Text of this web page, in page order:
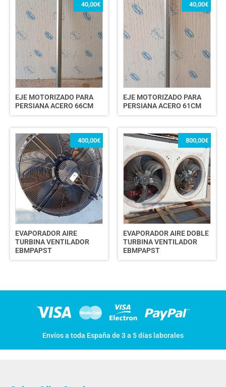
EJE MOTORIZADO PARA
PERSIANA ACERO 66CM
40,00€
EJE MOTORIZADO PARA
PERSIANA ACERO 61CM
40,00€
EVAPORADOR AIRE
TURBINA VENTILADOR
EBMPAPST
400,00€
EVAPORADOR AIRE DOBLE
TURBINA VENTILADOR
EBMPAPST
800,00€
Envíos a toda España de 3 a 5 días laborales